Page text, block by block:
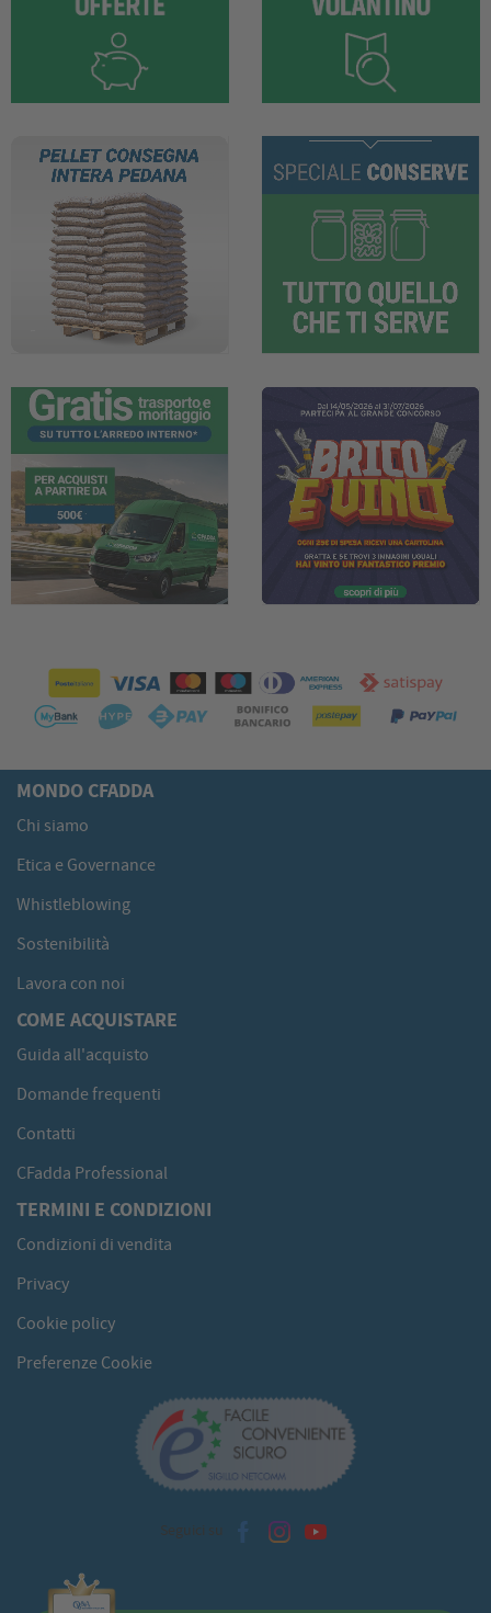
MONDO CFADDA
Chi siamo
Etica e Governance
Whistleblowing
Sostenibilità
Lavora con noi
COME ACQUISTARE
Guida all'acquisto
Domande frequenti
Contatti
CFadda Professional
TERMINI E CONDIZIONI
Condizioni di vendita
Privacy
Cookie policy
Preferenze Cookie
Seguici su